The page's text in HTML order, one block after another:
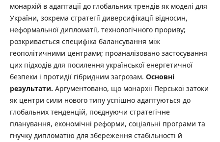
монархій в адаптації до глобальних трендів як моделі для
України, зокрема стратегії диверсифікації відносин,
неформальної дипломатії, технологічного прориву;
розкривається специфіка балансування між
геополітичними центрами; проаналізовано застосування
цих підходів для посилення української енергетичної
безпеки і протидії гібридним загрозам. Основні
результати. Аргументовано, що монархії Перської затоки
як центри сили нового типу успішно адаптуються до
глобальних тенденцій, поєднуючи стратегічне
планування, економічні реформи, соціальні програми та
гнучку дипломатію для збереження стабільності й